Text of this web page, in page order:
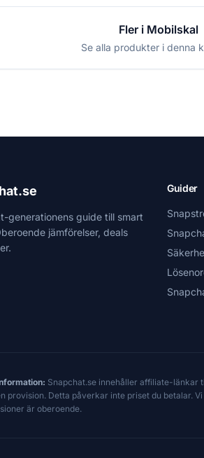
Fler i Mobilskal
Se alla produkter i denna
generationens guide till smart
jämförelser, deals
Guider
Snapchat.se innehåller affiliate-länkar
provision. Detta påverkar inte priset du betalar.
är oberoende.